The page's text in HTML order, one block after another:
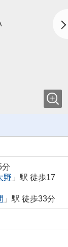
分
野 」駅 徒歩17
」駅 徒歩33分